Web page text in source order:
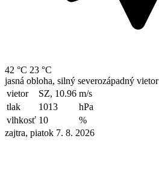
42 °C 23 °C
jasná obloha, silný severozápadný vietor
vietor
SZ, 10.96 m/s
tlak
1013
hPa
vlhkosť 10
%
zajtra, piatok 7. 8. 2026